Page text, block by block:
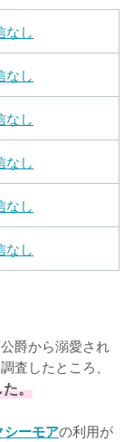
なし
なし
なし
なし
なし
なし
爵から溺愛され
査したところ、
。
シーモアの利用が